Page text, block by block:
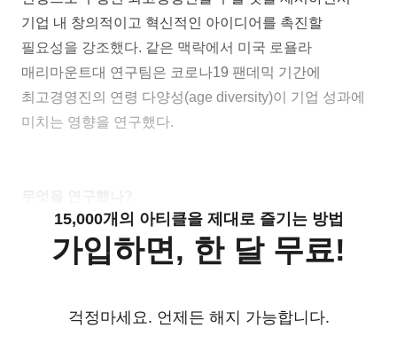
기업 내 창의적이고 혁신적인 아이디어를 촉진할
필요성을 강조했다. 같은 맥락에서 미국 로욜라
매리마운트대 연구팀은 코로나19 팬데믹 기간에
최고경영진의 연령 다양성(age diversity)이 기업 성과에
미치는 영향을 연구했다.
15,000개의 아티클을 제대로 즐기는 방법
가입하면, 한 달 무료!
걱정마세요. 언제든 해지 가능합니다.